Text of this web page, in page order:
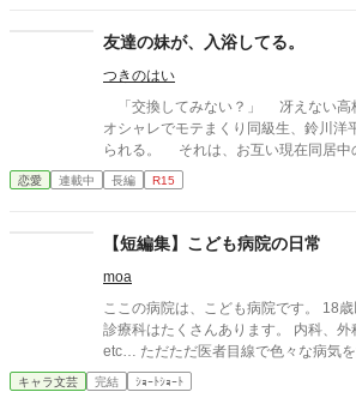
友達の妹が、入浴してる。
つきのはい
「交換してみない？」 冴えない高校生の藤堂夏弥は、親友の
オシャレでモテまくり同級生、鈴川洋
られる。 それは、お互い現在同居中の妹達、藤堂秋乃と鈴川美
咲を交換して生活しようというものだった。 鈴川美咲
子の洋平に勝るとも劣らない美少女な
と冷めがちな女子の距離感が、二人暮
恋愛 連載中 長編 R15
【短編集】こども病院の日常
moa
ここの病院は、こども病院です。 18歳以下の子供が通う病院、
診療科はたくさんあります。 内科、外科、耳鼻科、歯科、皮膚科
etc… ただただ医者目線で色々な病気を治療していくだけの小説
です。 恋愛要素などは一切ありません。 密着病院24時！的な感
じです。 人物像などは表記していない為、読者様のご想像にお任
キャラ文芸 完結 ｼｮｰﾄｼｮｰﾄ